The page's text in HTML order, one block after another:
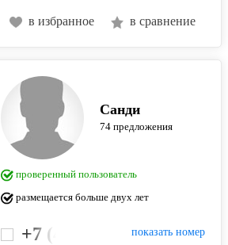
в избранное в сравнение
Санди
74 предложения
проверенный пользователь
размещается больше двух лет
показать номер
+7 (499) 444-14-01